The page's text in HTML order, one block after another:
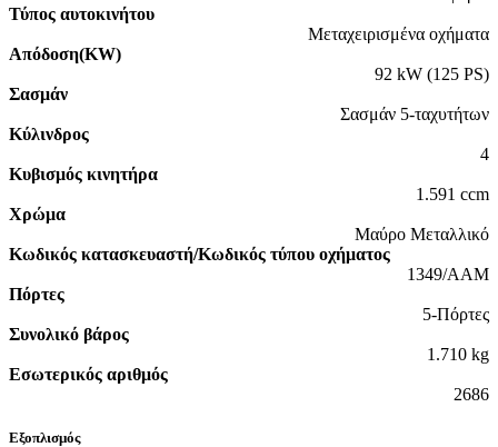
Τύπος αυτοκινήτου
Μεταχειρισμένα οχήματα
Απόδοση(KW)
92 kW (125 PS)
Σασμάν
Σασμάν 5-ταχυτήτων
Κύλινδρος
4
Κυβισμός κινητήρα
1.591 ccm
Χρώμα
Μαύρο Μεταλλικό
Κωδικός κατασκευαστή/Κωδικός τύπου οχήματος
1349/AAM
Πόρτες
5-Πόρτες
Συνολικό βάρος
1.710 kg
Εσωτερικός αριθμός
2686
Εξοπλισμός